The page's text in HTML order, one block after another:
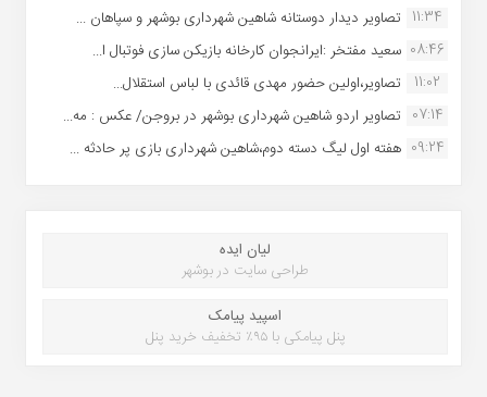
11:34 تصاویر دیدار دوستانه شاهین شهردارى بوشهر و سپاهان ...
08:46 سعید مفتخر :ایرانجوان کارخانه بازیکن سازی فوتبال ا...
11:02
تصاویر،اولین حضور مهدی قائدی با لباس استقلال...
07:14 تصاویر اردو شاهین شهرداری بوشهر در بروجن/ عکس : مه...
09:24 هفته اول لیگ دسته دوم،شاهین شهرداری بازی پر حادثه ...
لیان ایده
طراحی سایت در بوشهر
اسپید پیامک
پنل پیامکی با ۹۵٪ تخفیف خرید پنل